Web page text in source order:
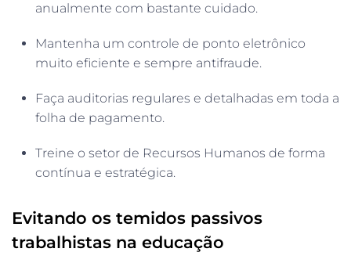
anualmente com bastante cuidado.
Mantenha um controle de ponto eletrônico
muito eficiente e sempre antifraude.
Faça auditorias regulares e detalhadas em toda a
folha de pagamento.
Treine o setor de Recursos Humanos de forma
contínua e estratégica.
Evitando os temidos passivos
trabalhistas na educação